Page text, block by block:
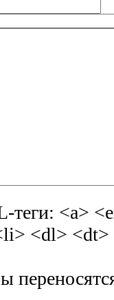
<a>
<dl> <dt>